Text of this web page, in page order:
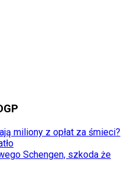
miliony z opłat za śmieci?
Schengen, szkoda że